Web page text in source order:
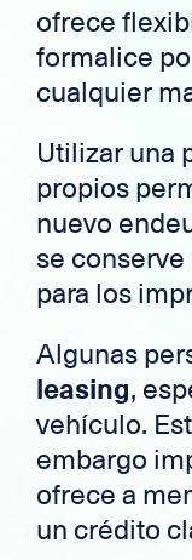
ofrece
formalice
cualquier
Utilizar una
propios
nuevo
se
para los
Algunas
leasing,
vehículo.
embargo
ofrece a
un crédito